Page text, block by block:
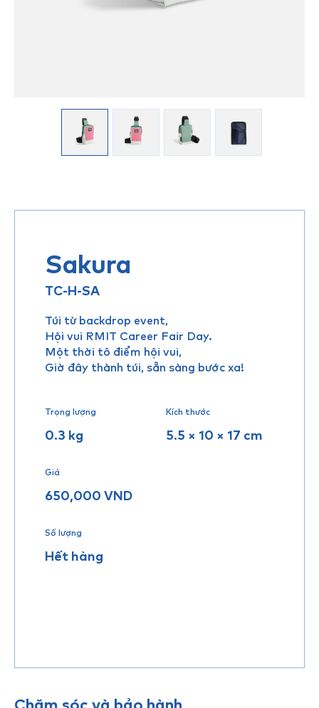
Sakura
TC-H-SA
Túi từ backdrop event,
Hội vui RMIT Career Fair Day.
Một thời tô điểm hội vui,
Giờ đây thành túi, sẵn sàng bước xa!
Trọng lượng
0.3 kg
Kích thước
5.5 × 10 × 17 cm
Giá
650,000 VND
Số lượng
Hết hàng
Chăm sóc và bảo hành